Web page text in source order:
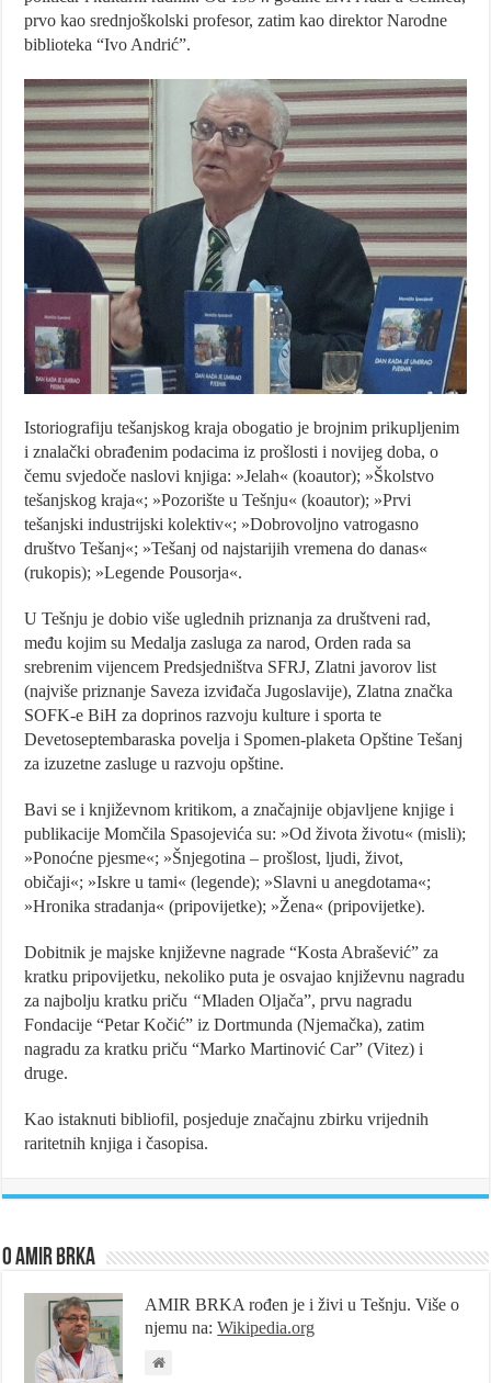
prvo kao srednjoškolski profesor, zatim kao direktor Narodne
biblioteka “Ivo Andrić”.
Istoriografiju tešanjskog kraja obogatio je brojnim prikupljenim
i znalački obrađenim podacima iz prošlosti i novijeg doba, o
čemu svjedoče naslovi knjiga: »Jelah« (koautor); »Školstvo
tešanjskog kraja«; »Pozorište u Tešnju« (koautor); »Prvi
tešanjski industrijski kolektiv«; »Dobrovoljno vatrogasno
društvo Tešanj«; »Tešanj od najstarijih vremena do danas«
(rukopis); »Legende Pousorja«.
U Tešnju je dobio više uglednih priznanja za društveni rad,
među kojim su Medalja zasluga za narod, Orden rada sa
srebrenim vijencem Predsjedništva SFRJ, Zlatni javorov list
(najviše priznanje Saveza izviđača Jugoslavije), Zlatna značka
SOFK-e BiH za doprinos razvoju kulture i sporta te
Devetoseptembaraska povelja i Spomen-plaketa Opštine Tešanj
za izuzetne zasluge u razvoju opštine.
Bavi se i književnom kritikom, a značajnije objavljene knjige i
publikacije Momčila Spasojevića su: »Od života životu« (misli);
»Ponoćne pjesme«; »Šnjegotina – prošlost, ljudi, život,
običaji«; »Iskre u tami« (legende); »Slavni u anegdotama«;
»Hronika stradanja« (pripovijetke); »Žena« (pripovijetke).
Dobitnik je majske književne nagrade “Kosta Abrašević”za
kratku pripovijetku,nekoliko puta je osvajao književnu nagradu
za najbolju kratku priču “Мladen Oljača”, prvu nagradu
Fondacije “Petar Kočić” iz Dortmunda (Njemačka), zatim
nagradu za kratku priču “Marko Martinović Car” (Vitez) i
druge.
Kao istaknuti bibliofil, posjeduje značajnu zbirku vrijednih
raritetnih knjiga i časopisa.
O Amir Brka
AMIR BRKA rođen je i živi u Tešnju. Više o
njemu na:Wikipedia.org